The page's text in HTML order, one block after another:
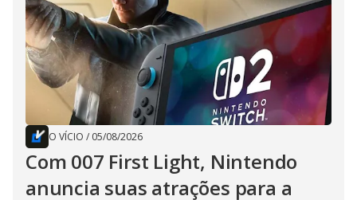
O VÍCIO / 05/08/2026
Com 007 First Light, Nintendo
anuncia suas atrações para a